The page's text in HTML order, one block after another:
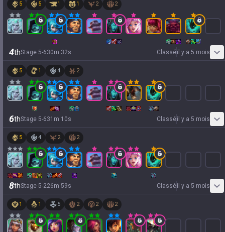
5 5 1 1 2 2
4thStage 5-630m 32s Classéil y a 5 mois
5 1 4 2
6thStage 5-631 m 10s Classéil y a 5 mois
5 4 2 2
8thStage 5-226m 59s Classéil y a 5 mois
1 1 5 2 2 2